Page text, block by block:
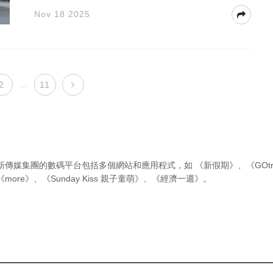
Nov 18 2025
… 11
傳媒集團的數碼平台包括多個網站和應用程式，如 《新假期》 、
《
more》 、 《Sunday Kiss 親子童萌》 、 《經濟一週》 。